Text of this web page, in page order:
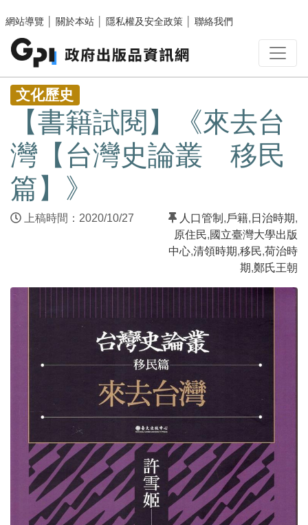
網站導覽
關於本站 隱私權及安全政策 聯絡我們
:::
文化歷史
【書籍試閱】《來去台
灣【台灣史論叢 移民
篇】》
上稿時間：2020/10/27 人口管制 ,戶籍, 日治時期,
原住民,國立臺灣大學出版
中心,清領時期,移民,荷治時
期,鄭氏王朝